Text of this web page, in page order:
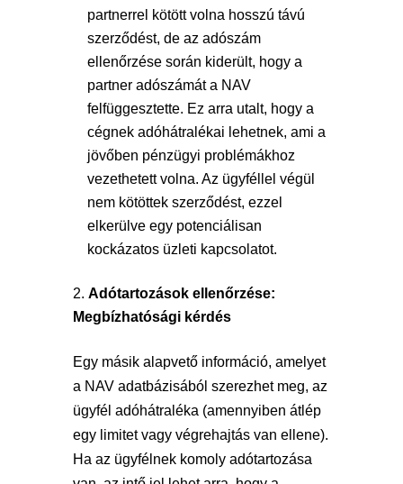
partnerrel kötött volna hosszú távú
szerződést, de az adószám
ellenőrzése során kiderült, hogy a
partner adószámát a NAV
felfüggesztette. Ez arra utalt, hogy a
cégnek adóhátralékai lehetnek, ami a
jövőben pénzügyi problémákhoz
vezethetett volna. Az ügyféllel végül
nem kötöttek szerződést, ezzel
elkerülve egy potenciálisan
kockázatos üzleti kapcsolatot.
Adótartozások ellenőrzése:
Megbízhatósági kérdés
Egy másik alapvető információ, amelyet
a NAV adatbázisából szerezhet meg, az
ügyfél adóhátraléka (amennyiben átlép
egy limitet vagy végrehajtás van ellene).
Ha az ügyfélnek komoly adótartozása